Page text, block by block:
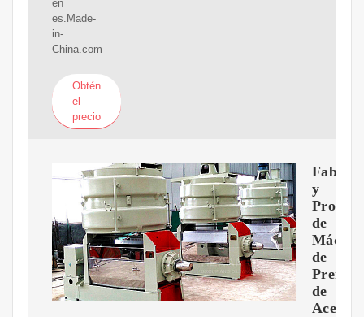
en
es.Made-
in-
China.com
Obtén
el
precio
y
de
de
Prensa
de
Aceite